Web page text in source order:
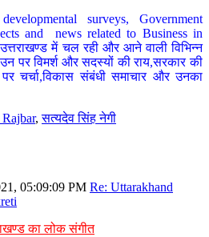
surveys, Government
and news related to Business in
में चल रही और आने वाली विभिन्न
पर विमर्श और सदस्यों की राय,सरकार की
चर्चा,विकास संबंधी समाचार और उनका
,सत्यदेव सिंह नेगी
05:09:09 PM Re: Uttarakhand
का लोक संगीत